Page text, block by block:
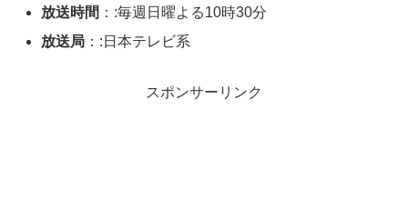
放送時間 ：:毎週日曜よる10時30分
放送局 ：:日本テレビ系
スポンサーリンク